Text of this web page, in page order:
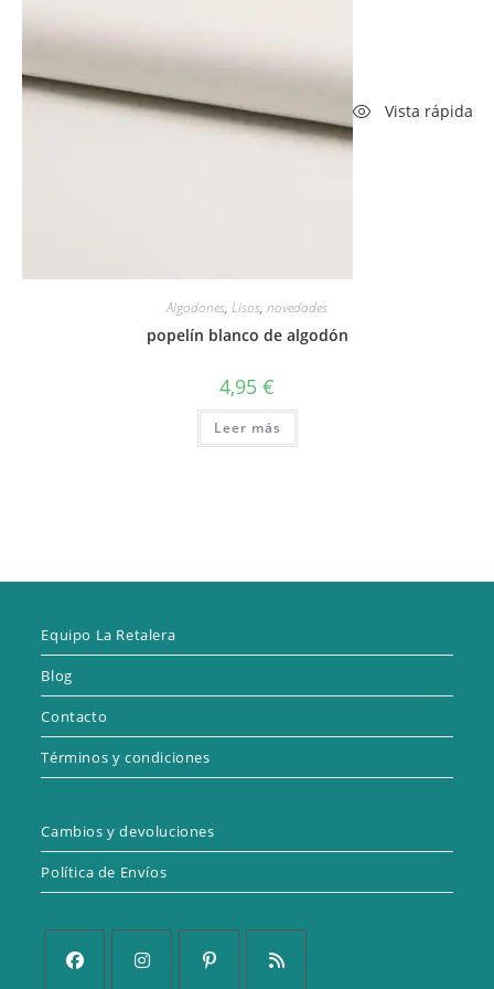
Vista rápida
Algodones, Lisos, novedades
popelín blanco de algodón
4,95 €
Leer más
Equipo La Retalera
Blog
Contacto
Términos y condiciones
Cambios y devoluciones
Política de Envíos